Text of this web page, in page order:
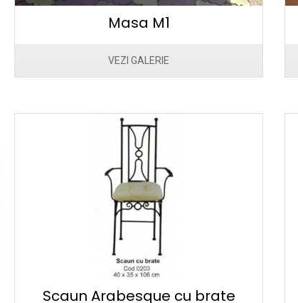
Masa M1
VEZI GALERIE
Scaun Arabesque cu brate